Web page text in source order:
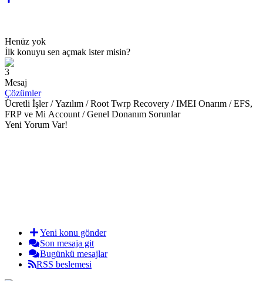
Henüz yok
İlk konuyu sen açmak ister misin?
3
Mesaj
Çözümler
Ücretli İşler / Yazılım / Root Twrp Recovery / IMEI Onarım / EFS,
FRP ve Mi Account / Genel Donanım Sorunlar
Yeni Yorum Var!
Yeni konu gönder
Son mesaja git
Bugünkü mesajlar
RSS beslemesi